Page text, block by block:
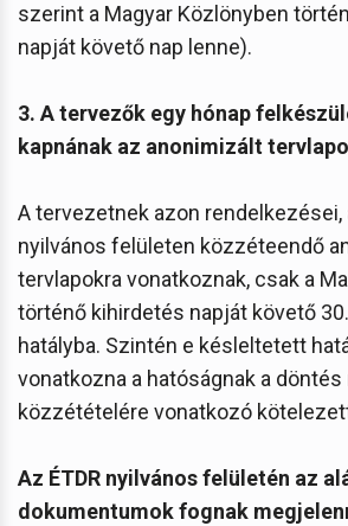
szerint a Magyar Közlönyben
napját követő nap lenne).
3. A tervezők egy hónap
kapnának az anonimizált
A tervezetnek azon rendelkezései,
nyilvános felületen közzéteendő
tervlapokra vonatkoznak, csak a
történő kihirdetés napját követő
hatályba. Szintén e késleltetett
vonatkozna a hatóságnak a
közzétételére vonatkozó
A​z ÉTDR nyilvános felületén az
dokumentumok fognak